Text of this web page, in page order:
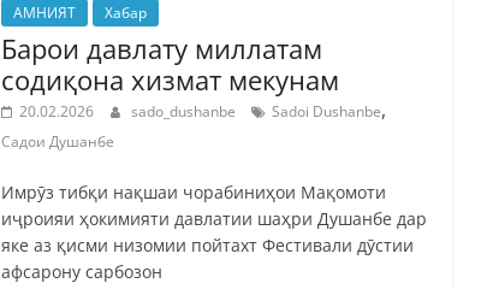
АМНИЯТ Хабар
Барои давлату миллатам
содиқона хизмат мекунам
20.02.2026 sado_dushanbe Sadoi Dushanbe,
Садои Душанбе
Имрӯз тибқи нақшаи чорабиниҳои Мақомоти
иҷроияи ҳокимияти давлатии шаҳри Душанбе дар
яке аз қисми низомии пойтахт Фестивали дӯстии
афсарону сарбозон